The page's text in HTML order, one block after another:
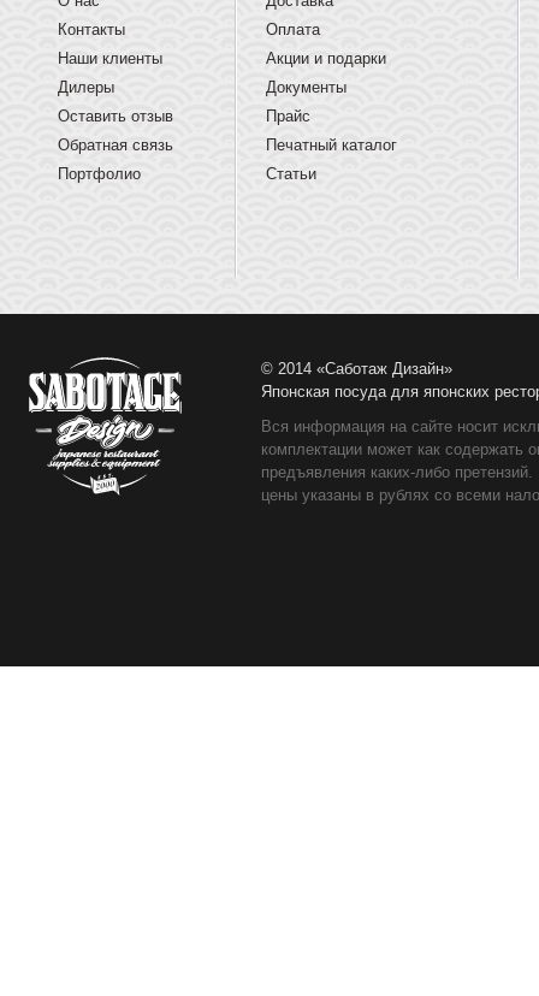
Контакты
Наши клиенты
Дилеры
Оставить отзыв
Обратная связь
Портфолио
Оплата
Акции и подарки
Документы
Прайс
Печатный каталог
Статьи
© 2014 «Саботаж Дизайн»
Японская посуда для японских
Вся информация на сайте носит
комплектации может как содержать
предъявления каких-либо
цены указаны в рублях со всеми